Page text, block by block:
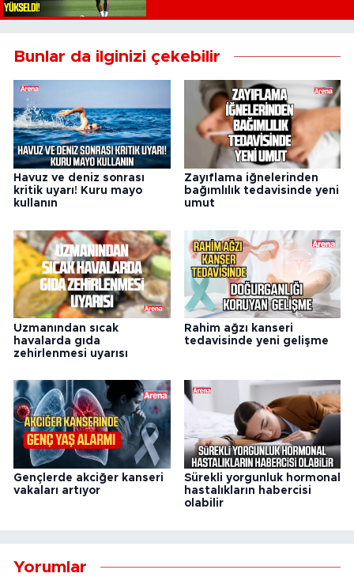
Bunlar da ilginizi çekebilir
Havuz ve deniz sonrası
kritik uyarı! Kuru mayo
kullanın
Zayıflama iğnelerinden
bağımlılık tedavisinde yeni
umut
Uzmanından sıcak
havalarda gıda
zehirlenmesi uyarısı
Rahim ağzı kanseri
tedavisinde yeni gelişme
Gençlerde akciğer kanseri
vakaları artıyor
Sürekli yorgunluk hormonal
hastalıkların habercisi
olabilir
Yorumlar